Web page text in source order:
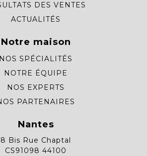
DES VENTES
ACTUALITÉS
Notre maison
NOS SPÉCIALITÉS
NOTRE ÉQUIPE
NOS EXPERTS
PARTENAIRES
Nantes
8 Bis Rue Chaptal
CS91098 44100